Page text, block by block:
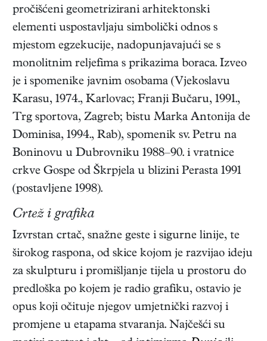
pročišćeni geometrizirani arhitektonski
elementi uspostavljaju simbolički odnos s
mjestom egzekucije, nadopunjavajući se s
monolitnim reljefima s prikazima boraca. Izveo
je i spomenike javnim osobama (Vjekoslavu
Karasu, 1974., Karlovac; Franji Bučaru, 1991.,
Trg sportova, Zagreb; bistu Marka Antonija de
Dominisa, 1994., Rab), spomenik sv. Petru na
Boninovu u Dubrovniku 1988–90. i vratnice
crkve Gospe od Škrpjela u blizini Perasta 1991
(postavljene 1998).
Crtež i grafika
Izvrstan crtač, snažne geste i sigurne linije, te
širokog raspona, od skice kojom je razvijao ideju
za skulpturu i promišljanje tijela u prostoru do
predloška po kojem je radio grafiku, ostavio je
opus koji očituje njegov umjetnički razvoj i
promjene u etapama stvaranja. Najčešći su